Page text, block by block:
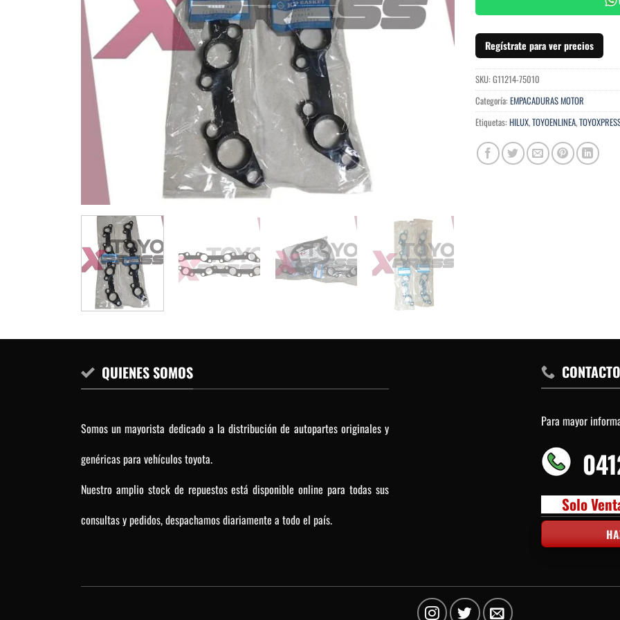
Regístrate para ver precios
SKU: G11214-75010
Categoría: EMPACADURAS MOTOR
Etiquetas: HILUX,TOYOENLINEA,
QUIENES SOMOS
Somos un mayorista dedicado a la distribución de autopartes originales y
genéricas para vehículos toyota.
Nuestro amplio stock de repuestos está disponible online para todas sus
consultas y pedidos, despachamos diariamente a todo el país.
CONTACTO
Para mayor
Solo